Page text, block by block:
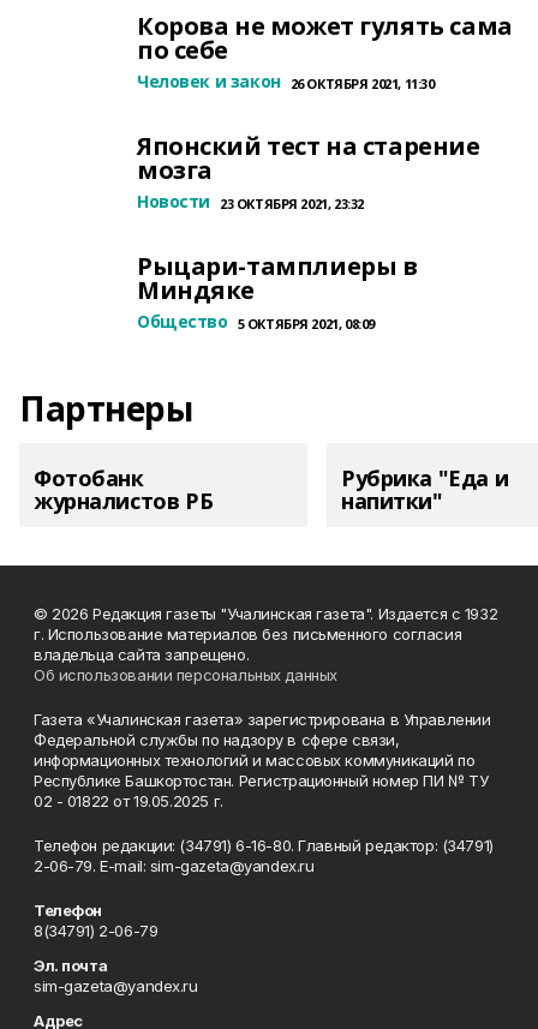
Корова не может гулять сама
по себе
Человек и закон 26 ОКТЯБРЯ 2021, 11:30
Японский тест на старение
мозга
Новости 23 ОКТЯБРЯ 2021, 23:32
Рыцари-тамплиеры в
Миндяке
Общество 5 ОКТЯБРЯ 2021, 08:09
Партнеры
Фотобанк
журналистов РБ
Рубрика "Еда и
напитки"
© 2026 Редакция газеты "Учалинская газета". Издается с 1932
г. Использование материалов без письменного согласия
владельца сайта запрещено.
Об использовании персональных данных
Газета «Учалинская газета» зарегистрирована в Управлении
Федеральной службы по надзору в сфере связи,
информационных технологий и массовых коммуникаций по
Республике Башкортостан. Регистрационный номер ПИ № ТУ
02 - 01822 от 19.05.2025 г.
Телефон редакции: (34791) 6-16-80. Главный редактор: (34791)
2-06-79. Е-mаil: sim-gazeta@yandex.ru
Телефон
8(34791) 2-06-79
Эл. почта
sim-gazeta@yandex.ru
Адрес